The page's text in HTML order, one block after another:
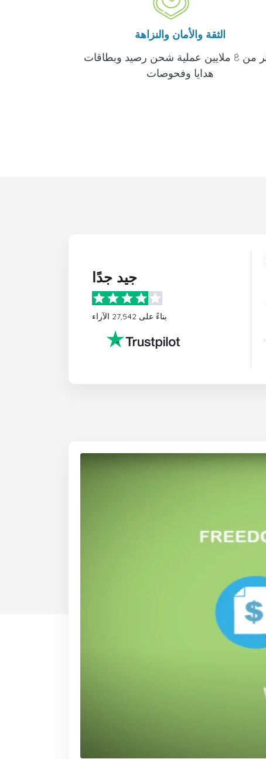
الثقة والأمان والنزاهة
أكثر من 8 ملايين عملية شحن رصيد وبطاقات
هدايا وفحوصات
جيد جدًا
بناءً على 27,542 الآراء